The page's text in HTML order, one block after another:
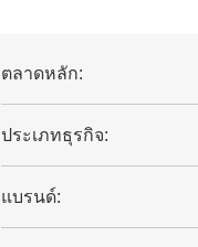
ตลาดหลัก:
ประเภทธุรกิจ:
แบรนด์: